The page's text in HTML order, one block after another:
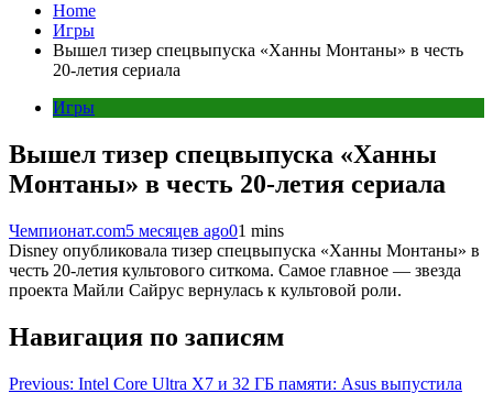
Home
Игры
Вышел тизер спецвыпуска «Ханны Монтаны» в честь
20-летия сериала
Игры
Вышел тизер спецвыпуска «Ханны
Монтаны» в честь 20-летия сериала
Чемпионат.com5 месяцев ago01 mins
Disney опубликовала тизер спецвыпуска «Ханны Монтаны» в
честь 20-летия культового ситкома. Самое главное — звезда
проекта Майли Сайрус вернулась к культовой роли.
Навигация по записям
Previous: Intel Core Ultra X7 и 32 ГБ памяти: Asus выпустила